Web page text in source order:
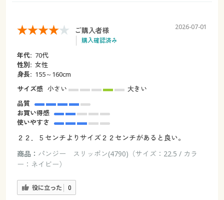
ご購入者様
購入確認済み
2026-07-01
年代: 70代
性別: 女性
身長: 155～160cm
サイズ感 小さい
大きい
品質
お買い得感
使いやすさ
２２．５センチよりサイズ２２センチがあると良い。
商品： パンジー スリッポン(4790)（サイズ：22.5 / カラ
ー：ネイビー）
役に立った 0